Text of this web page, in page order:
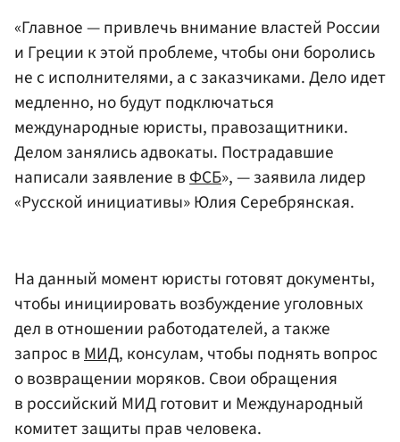
«Главное — привлечь внимание властей России
и Греции к этой проблеме, чтобы они боролись
не с исполнителями, а с заказчиками. Дело идет
медленно, но будут подключаться
международные юристы, правозащитники.
Делом занялись адвокаты. Пострадавшие
написали заявление вФСБ», — заявила лидер
«Русской инициативы» Юлия Серебрянская.
На данный момент юристы готовят документы,
чтобы инициировать возбуждение уголовных
дел в отношении работодателей, а также
запрос вМИД, консулам, чтобы поднять вопрос
о возвращении моряков. Свои обращения
в российский МИД готовит и Международный
комитет защиты прав человека.